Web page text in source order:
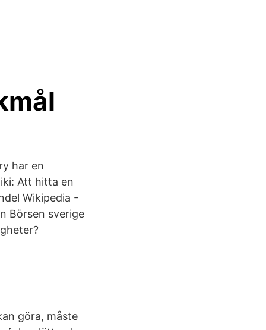
har en
Att hitta en
Wikipedia -
Börsen sverige
göra, måste